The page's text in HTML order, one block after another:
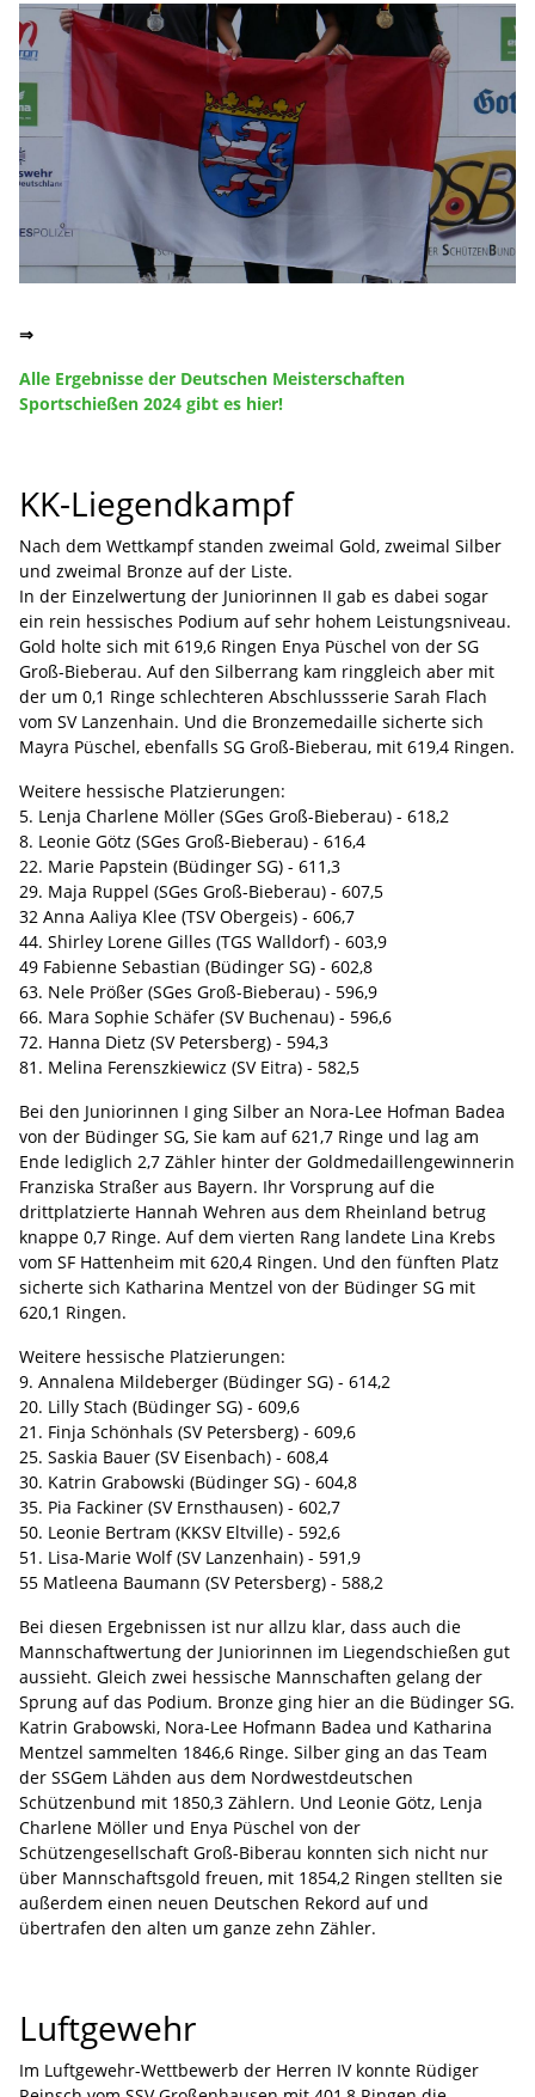
⇒
Alle Ergebnisse der Deutschen Meisterschaften
Sportschießen 2024 gibt es hier!
KK-Liegendkampf
Nach dem Wettkampf standen zweimal Gold, zweimal Silber
und zweimal Bronze auf der Liste.
In der Einzelwertung der Juniorinnen II gab es dabei sogar
ein rein hessisches Podium auf sehr hohem Leistungsniveau.
Gold holte sich mit 619,6 Ringen Enya Püschel von der SG
Groß-Bieberau. Auf den Silberrang kam ringgleich aber mit
der um 0,1 Ringe schlechteren Abschlussserie Sarah Flach
vom SV Lanzenhain. Und die Bronzemedaille sicherte sich
Mayra Püschel, ebenfalls SG Groß-Bieberau, mit 619,4 Ringen.
Weitere hessische Platzierungen:
5. Lenja Charlene Möller (SGes Groß-Bieberau) - 618,2
8. Leonie Götz (SGes Groß-Bieberau) - 616,4
22. Marie Papstein (Büdinger SG) - 611,3
29. Maja Ruppel (SGes Groß-Bieberau) - 607,5
32 Anna Aaliya Klee (TSV Obergeis) - 606,7
44. Shirley Lorene Gilles (TGS Walldorf) - 603,9
49 Fabienne Sebastian (Büdinger SG) - 602,8
63. Nele Prößer (SGes Groß-Bieberau) - 596,9
66. Mara Sophie Schäfer (SV Buchenau) - 596,6
72. Hanna Dietz (SV Petersberg) - 594,3
81. Melina Ferenszkiewicz (SV Eitra) - 582,5
Bei den Juniorinnen I ging Silber an Nora-Lee Hofman Badea
von der Büdinger SG, Sie kam auf 621,7 Ringe und lag am
Ende lediglich 2,7 Zähler hinter der Goldmedaillengewinnerin
Franziska Straßer aus Bayern. Ihr Vorsprung auf die
drittplatzierte Hannah Wehren aus dem Rheinland betrug
knappe 0,7 Ringe. Auf dem vierten Rang landete Lina Krebs
vom SF Hattenheim mit 620,4 Ringen. Und den fünften Platz
sicherte sich Katharina Mentzel von der Büdinger SG mit
620,1 Ringen.
Weitere hessische Platzierungen:
9. Annalena Mildeberger (Büdinger SG) - 614,2
20. Lilly Stach (Büdinger SG) - 609,6
21. Finja Schönhals (SV Petersberg) - 609,6
25. Saskia Bauer (SV Eisenbach) - 608,4
30. Katrin Grabowski (Büdinger SG) - 604,8
35. Pia Fackiner (SV Ernsthausen) - 602,7
50. Leonie Bertram (KKSV Eltville) - 592,6
51. Lisa-Marie Wolf (SV Lanzenhain) - 591,9
55 Matleena Baumann (SV Petersberg) - 588,2
Bei diesen Ergebnissen ist nur allzu klar, dass auch die
Mannschaftwertung der Juniorinnen im Liegendschießen gut
aussieht. Gleich zwei hessische Mannschaften gelang der
Sprung auf das Podium. Bronze ging hier an die Büdinger SG.
Katrin Grabowski, Nora-Lee Hofmann Badea und Katharina
Mentzel sammelten 1846,6 Ringe. Silber ging an das Team
der SSGem Lähden aus dem Nordwestdeutschen
Schützenbund mit 1850,3 Zählern. Und Leonie Götz, Lenja
Charlene Möller und Enya Püschel von der
Schützengesellschaft Groß-Biberau konnten sich nicht nur
über Mannschaftsgold freuen, mit 1854,2 Ringen stellten sie
außerdem einen neuen Deutschen Rekord auf und
übertrafen den alten um ganze zehn Zähler.
Luftgewehr
Im Luftgewehr-Wettbewerb der Herren IV konnte Rüdiger